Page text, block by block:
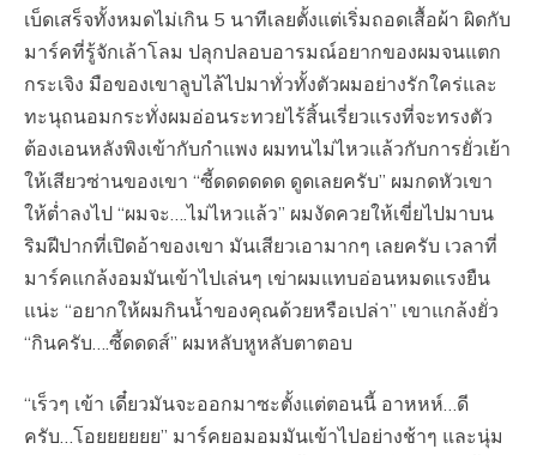
เบ็ดเสร็จทั้งหมดไม่เกิน 5 นาทีเลยตั้งแต่เริ่มถอดเสื้อผ้า ผิดกับ
มาร์คที่รู้จักเล้าโลม ปลุกปลอบอารมณ์อยากของผมจนแตก
กระเจิง มือของเขาลูบไล้ไปมาทั่วทั้งตัวผมอย่างรักใคร่และ
ทะนุถนอมกระทั่งผมอ่อนระทวยไร้สิ้นเรี่ยวแรงที่จะทรงตัว
ต้องเอนหลังพิงเข้ากับกำแพง ผมทนไม่ไหวแล้วกับการยั่วเย้า
ให้เสียวซ่านของเขา “ซี้ดดดดดด ดูดเลยครับ” ผมกดหัวเขา
ให้ต่ำลงไป “ผมจะ….ไม่ไหวแล้ว” ผมงัดควยให้เขี่ยไปมาบน
ริมฝีปากที่เปิดอ้าของเขา มันเสียวเอามากๆ เลยครับ เวลาที่
มาร์คแกล้งอมมันเข้าไปเล่นๆ เข่าผมแทบอ่อนหมดแรงยืน
แน่ะ “อยากให้ผมกินน้ำของคุณด้วยหรือเปล่า” เขาแกล้งยั่ว
“กินครับ….ซี้ดดดส์” ผมหลับหูหลับตาตอบ
“เร็วๆ เข้า เดี๋ยวมันจะออกมาซะตั้งแต่ตอนนี้ อาหหห์…ดี
ครับ…โอยยยยยย” มาร์คยอมอมมันเข้าไปอย่างช้าๆ และนุ่ม